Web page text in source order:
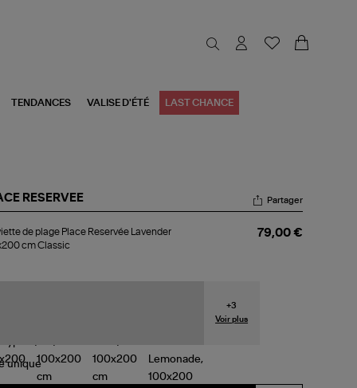
TENDANCES VALISE D'ÉTÉ LAST CHANCE
RESERVEE Partager
de plage Place Reservée Lavender
cm Classic
79,00 €
+3
Voir plus
unique